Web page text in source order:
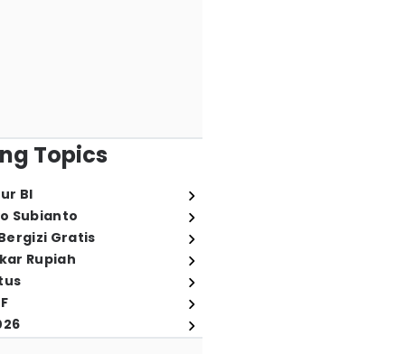
Topics
BI
Subianto
Gratis
Rupiah